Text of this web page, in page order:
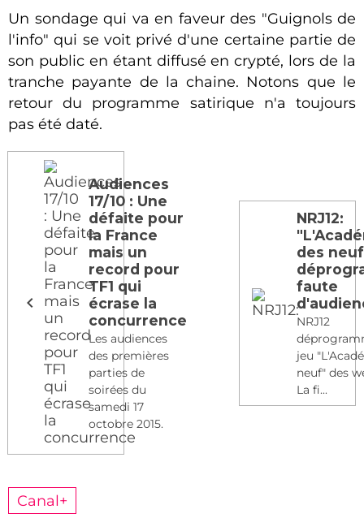
Un sondage qui va en faveur des "Guignols de
l'info" qui se voit privé d'une certaine partie de
son public en étant diffusé en crypté, lors de la
tranche payante de la chaine. Notons que le
retour du programme satirique n'a toujours
pas été daté.
Audiences
17/10 : Une
défaite pour
la France
mais un
record pour
TF1 qui
écrase la
concurrence
Les audiences
des premières
parties de
soirées du
samedi 17
octobre 2015.
NRJ12:
des
faute
NRJ12
jeu
neuf" des
La fi...
Canal+